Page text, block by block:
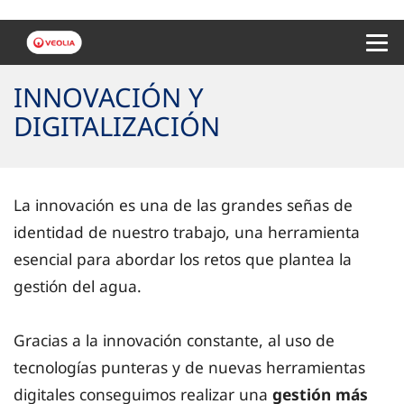
INNOVACIÓN Y
DIGITALIZACIÓN
La innovación es una de las grandes señas de
identidad de nuestro trabajo, una herramienta
esencial para abordar los retos que plantea la
gestión del agua.
Gracias a la innovación constante, al uso de
tecnologías punteras y de nuevas herramientas
digitales conseguimos realizar una gestión más